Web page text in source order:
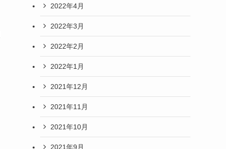
2022年4月
2022年3月
2022年2月
2022年1月
2021年12月
2021年11月
2021年10月
2021年9月